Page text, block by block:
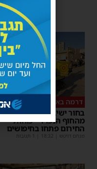
דרמה באשדוד
בחור ישיבה בן 15 נעדר
מהחוף הנפרד – כוחות
החירום פתחו בחיפושים
מנחם דויטש |
18:32 | 1 תגובות